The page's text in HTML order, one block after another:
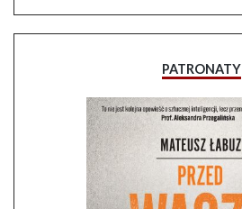
PATRONATY